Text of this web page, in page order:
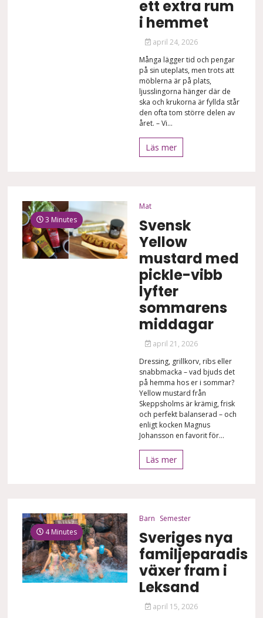
ett extra rum
i hemmet
april 24, 2026
Många lägger tid och pengar
på sin uteplats, men trots att
möblerna är på plats,
ljusslingorna hänger där de
ska och krukorna är fyllda står
den ofta tom större delen av
året. – Vi...
Läs mer
3 Minutes
Mat
Svensk
Yellow
mustard med
pickle-vibb
lyfter
sommarens
middagar
april 21, 2026
Dressing, grillkorv, ribs eller
snabbmacka – vad bjuds det
på hemma hos er i sommar?
Yellow mustard från
Skeppsholms är krämig, frisk
och perfekt balanserad – och
enligt kocken Magnus
Johansson en favorit för...
Läs mer
4 Minutes
Barn Semester
Sveriges nya
familjeparadis
växer fram i
Leksand
april 15, 2026